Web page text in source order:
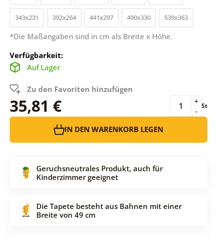
343x231 392x264 441x297 490x330 539x363
*Die Maßangaben sind in cm als Breite x Höhe.
Verfügbarkeit:
Auf Lager
Zu den Favoriten hinzufügen
35,81 € -
+ St
IN DEN WARENKORB LEGEN
Geruchsneutrales Produkt, auch für
Kinderzimmer geeignet
Die Tapete besteht aus Bahnen mit einer
Breite von 49 cm